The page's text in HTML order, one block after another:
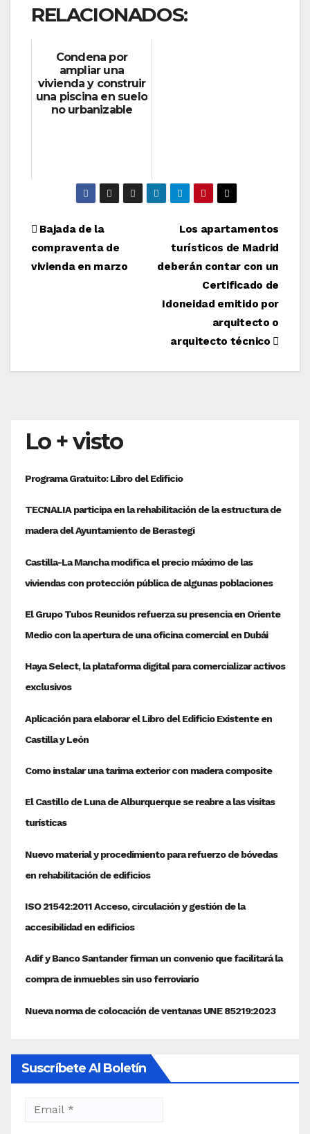
RELACIONADOS:
Condena por
ampliar una
vivienda y construir
una piscina en suelo
no urbanizable
Navegación
de
Los apartamentos
turísticos de Madrid
deberán contar con un
Certificado de
Idoneidad emitido por
arquitecto o
arquitecto técnico
Bajada de la
compraventa de
vivienda en marzo
Lo + visto
Suscríbete Al Boletín